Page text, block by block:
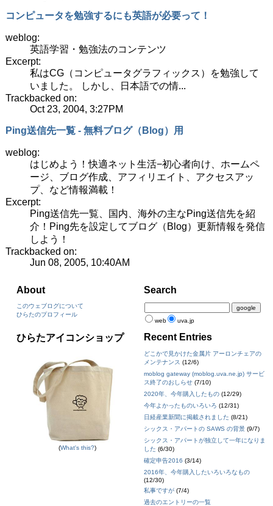
コンピュータを勉強するにも英語が必要って！
weblog:
英語学習・勉強法のコンテンツ
Excerpt:
私はCG（コンピュータグラフィックス）を勉強して
いました。 しかし、日本語での情...
Trackbacked on:
Oct 23, 2004, 3:27PM
Ping送信先一覧 - 無料ブログ（Blog）用
weblog:
はじめよう！快適ネット生活−初心者向け、ホームペ
ージ、ブログ作成、アフィリエイト、アクセスアッ
プ、など情報満載！
Excerpt:
Ping送信先一覧、国内、海外の主なPing送信先を紹
介！Ping先を設定してブログ（Blog）更新情報を発信
しよう！
Trackbacked on:
Jun 08, 2005, 10:40AM
About
このウェブログについて
ひらたのプロフィール
Search
web uva.jp
ひらたアイコンショップ
(What's this?)
Recent Entries
どこかで見かけた金属片 アーロンチェアの
メンテナンス (12/6)
moblog gateway (moblog.uva.ne.jp) サービ
ス終了のおしらせ (7/10)
2020年、今年購入したもの (12/29)
今年よかったものいろいろ (12/31)
日経産業新聞に掲載されました (8/21)
シックス・アパートの SAWS の背景 (9/7)
シックス・アパートが独立して一年になりま
した (6/30)
確定申告2016 (3/14)
2016年、今年購入したいろいろなもの
(12/30)
私事ですが (7/4)
過去のエントリーの一覧